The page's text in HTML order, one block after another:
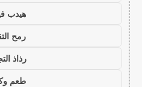
هيدب
رمح
رذاذ
طعم